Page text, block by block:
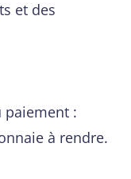
et des
paiement :
à rendre.